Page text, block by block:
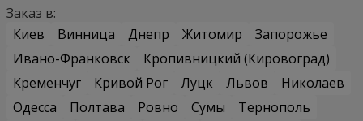
Заказ в:
Киев
Винница Днепр Житомир
Запорожье
Ивано-Франковск
Кропивницкий (Кировоград)
Кременчуг
Кривой Рог Луцк Львов
Николаев
Одесса
Полтава Ровно Сумы
Тернополь